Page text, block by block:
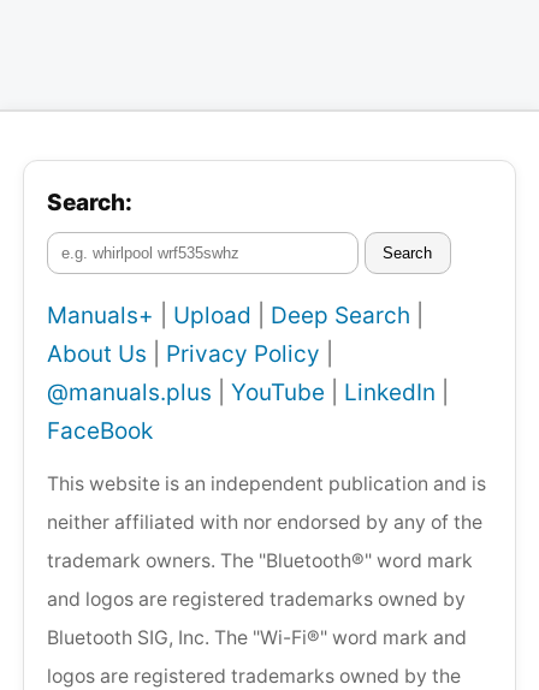
Search:
Search
Manuals+ Upload Deep Search
About Us
Privacy Policy
@manuals.plus
YouTube LinkedIn
FaceBook
This website is an independent publication and is
neither affiliated with nor endorsed by any of the
trademark owners. The "Bluetooth®" word mark
and logos are registered trademarks owned by
Bluetooth SIG, Inc. The "Wi-Fi®" word mark and
logos are registered trademarks owned by the